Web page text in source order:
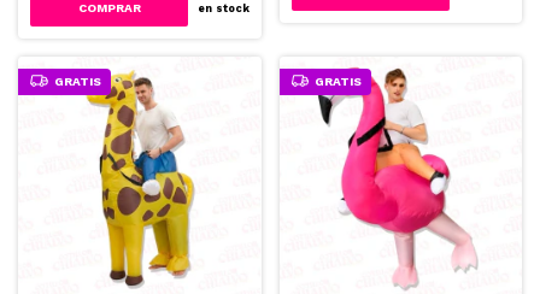
en stock
GRATIS GRATIS